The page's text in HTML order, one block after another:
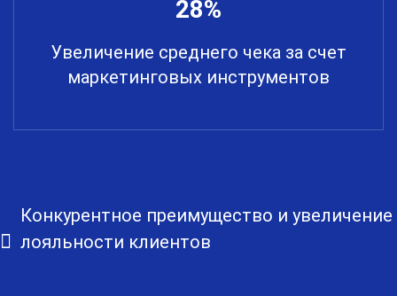
28%
Увеличение среднего чека за счет
маркетинговых инструментов
Конкурентное преимущество и увеличение
лояльности клиентов